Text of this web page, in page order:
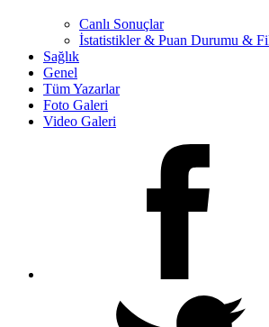
Canlı Sonuçlar
İstatistikler & Puan Durumu &
Sağlık
Genel
Tüm Yazarlar
Foto Galeri
Video Galeri